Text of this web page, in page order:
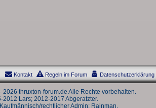
e
r
Datenschutzerklärung
Regeln im Forum
Kontakt
thruxton-forum.de Alle Rechte vorbehalten.
2012 Lars; 2012-2017 Abgeratzter.
rechtlicher Admin: Rainman.